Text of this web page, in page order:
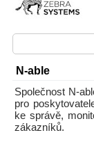
N-able
Společnost N-
pro
ke správě,
zákazníků.